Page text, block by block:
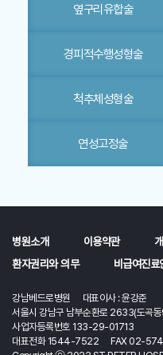
옆구리유합술
경피적수행성형술
척추체성형술
연성고정술
병원소개 이용약관
환자권리와 의무
비급여진료
강남베드로병원 대표이사 : 윤강준
서울시 강남구 남부순환로 2633(도곡
사업자등록번호 133-29-01713
대표전화 1544-7522 FAX 02-